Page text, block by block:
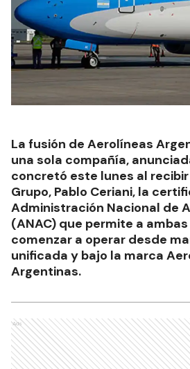
La fusión de Aerolíneas
una sola compañía,
concretó este lunes al
Grupo, Pablo Ceriani, la
Administración Nacional de
(ANAC) que permite a
comenzar a operar desde
unificada y bajo la marca
Argentinas.
Ads